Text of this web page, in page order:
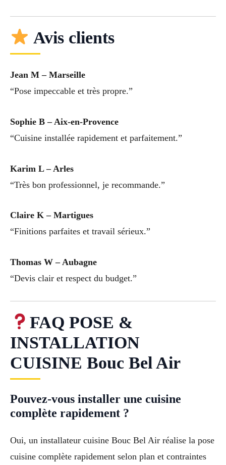
Avis clients
Jean M – Marseille
“Pose impeccable et très propre.”
Sophie B – Aix-en-Provence
“Cuisine installée rapidement et parfaitement.”
Karim L – Arles
“Très bon professionnel, je recommande.”
Claire K – Martigues
“Finitions parfaites et travail sérieux.”
Thomas W – Aubagne
“Devis clair et respect du budget.”
FAQ POSE &
INSTALLATION
CUISINE Bouc Bel Air
Pouvez-vous installer une cuisine
complète rapidement ?
Oui, un installateur cuisine Bouc Bel Air réalise la pose
cuisine complète rapidement selon plan et contraintes